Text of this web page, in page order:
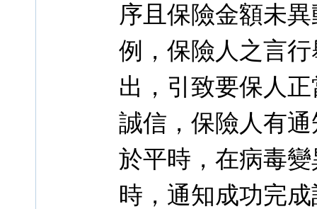
序且保險金額未
例，保險人之言
出，引致要保人
誠信，保險人有
於平時，在病毒
時，通知成功完